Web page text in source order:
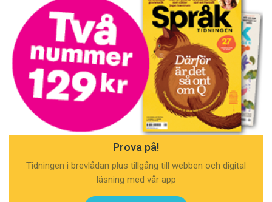
Prova på!
Tidningen i brevlådan plus tillgång till webben och digital
läsning med vår app